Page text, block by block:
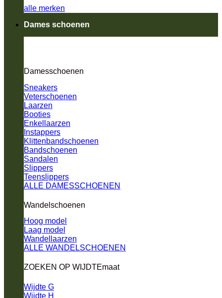
alle merken
Dames schoenen
Damesschoenen
Sneakers
Veterschoenen
Laarzen
Booties
Enkellaarzen
Instappers
Klittenbandschoenen
Bandschoenen
Sandalen
Slippers
Teenslippers
ALLE DAMESSCHOENEN
Wandelschoenen
Hoog model
Laag model
Wandellaarzen
ALLE WANDELSCHOENEN
ZOEKEN OP WIJDTEmaat
Wijdte G
Wijdte H